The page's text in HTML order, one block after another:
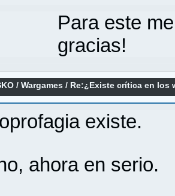
Para este
gracias!
/Wargames / Re:¿Existe crítica en los
existe.
ahora en serio.